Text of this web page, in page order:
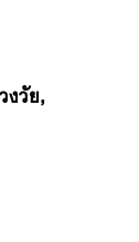
งวัย,